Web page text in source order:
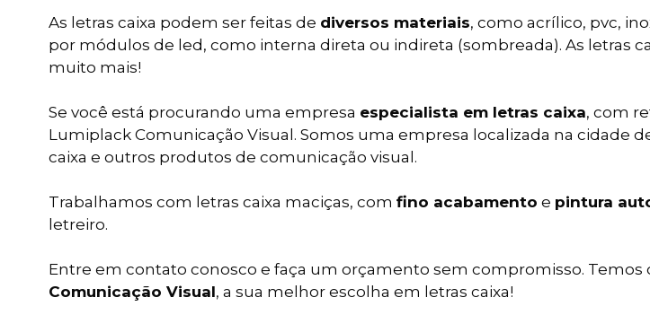
As letras caixa podem ser feitas de diversos materiais, como acrílico, pvc,
por módulos de led, como interna direta ou indireta (sombreada). As letras
muito mais!
Se você está procurando uma empresa especialista em letras caixa, com
Lumiplack Comunicação Visual. Somos uma empresa localizada na cidade
caixa e outros produtos de comunicação visual.
Trabalhamos com letras caixa maciças, com fino acabamento e pintura
letreiro.
Entre em contato conosco e faça um orçamento sem compromisso. Temos
Comunicação Visual, a sua melhor escolha em letras caixa!